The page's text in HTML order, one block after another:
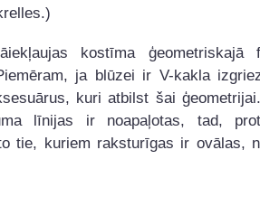
kostīma ģeometriskajā
ja blūzei ir V-kakla
kuri atbilst šai
līnijas ir noapaļotas, tad,
tie, kuriem raksturīgas ir ovālas,